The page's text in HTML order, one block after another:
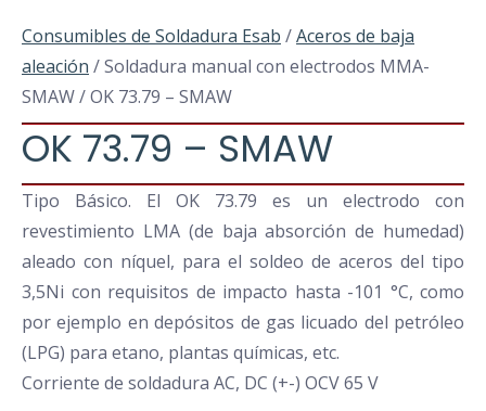
Consumibles de Soldadura Esab /Aceros de baja
aleación / Soldadura manual con electrodos MMA-
SMAW / OK 73.79 – SMAW
OK 73.79 – SMAW
Tipo Básico. El OK 73.79 es un electrodo con
revestimiento LMA (de baja absorción de humedad)
aleado con níquel, para el soldeo de aceros del tipo
3,5Ni con requisitos de impacto hasta -101 °C, como
por ejemplo en depósitos de gas licuado del petróleo
(LPG) para etano, plantas químicas, etc.
Corriente de soldadura AC, DC (+-) OCV 65 V